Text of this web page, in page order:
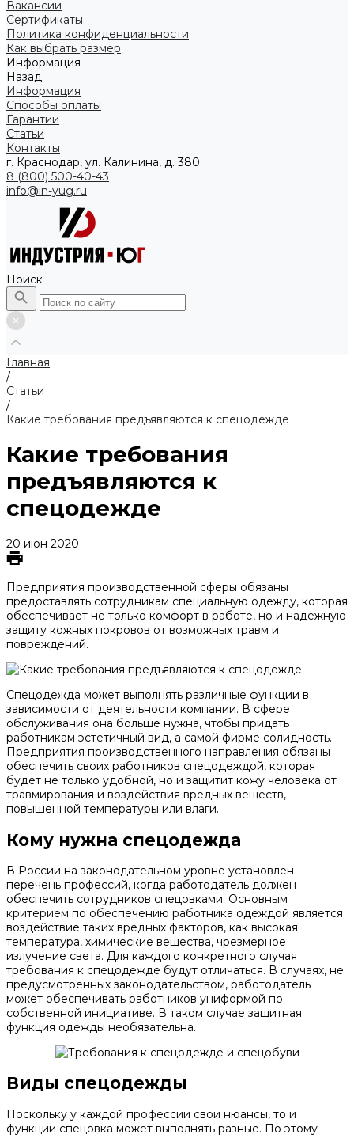
Вакансии
Сертификаты
Политика конфиденциальности
Как выбрать размер
Информация
Назад
Информация
Способы оплаты
Гарантии
Статьи
Контакты
г. Краснодар, ул. Калинина, д. 380
8 (800) 500-40-43
info@in-yug.ru
Поиск
Главная
/
Статьи
/
Какие требования предъявляются к спецодежде
Какие требования
предъявляются к
спецодежде
20 июн 2020
Предприятия производственной сферы обязаны
предоставлять сотрудникам специальную одежду, которая
обеспечивает не только комфорт в работе, но и надежную
защиту кожных покровов от возможных травм и
повреждений.
Спецодежда может выполнять различные функции в
зависимости от деятельности компании. В сфере
обслуживания она больше нужна, чтобы придать
работникам эстетичный вид, а самой фирме солидность.
Предприятия производственного направления обязаны
обеспечить своих работников спецодеждой, которая
будет не только удобной, но и защитит кожу человека от
травмирования и воздействия вредных веществ,
повышенной температуры или влаги.
Кому нужна спецодежда
В России на законодательном уровне установлен
перечень профессий, когда работодатель должен
обеспечить сотрудников спецовками. Основным
критерием по обеспечению работника одеждой является
воздействие таких вредных факторов, как высокая
температура, химические вещества, чрезмерное
излучение света. Для каждого конкретного случая
требования к спецодежде будут отличаться. В случаях, не
предусмотренных законодательством, работодатель
может обеспечивать работников униформой по
собственной инициативе. В таком случае защитная
функция одежды необязательна.
Виды спецодежды
Поскольку у каждой профессии свои нюансы, то и
функции спецовка может выполнять разные. По этому